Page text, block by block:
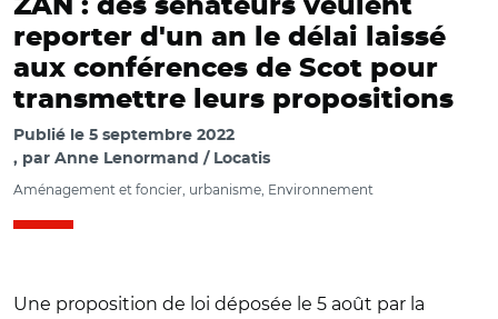
ZAN : des sénateurs veulent
reporter d'un an le délai laissé
aux conférences de Scot pour
transmettre leurs propositions
Publié le 5 septembre 2022
par Anne Lenormand / Locatis
Aménagement et foncier, urbanisme, Environnement
Une proposition de loi déposée le 5 août par la